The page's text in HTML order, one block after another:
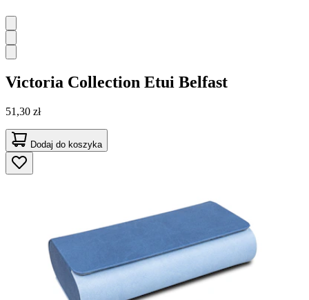
Victoria Collection Etui Belfast
51,30 zł
Dodaj do koszyka